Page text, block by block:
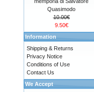
Quasimodo
10.00€
9.50€
Information
Shipping & Returns
Privacy Notice
Conditions of Use
Contact Us
We Accept